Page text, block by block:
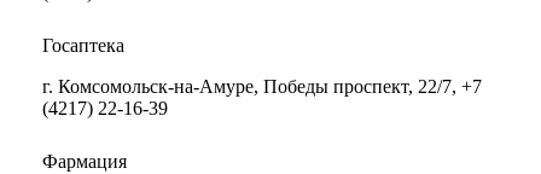
Госаптека
г. Комсомольск-на-Амуре, Победы проспект, 22/7, +7
(4217) 22-16-39
Фармация